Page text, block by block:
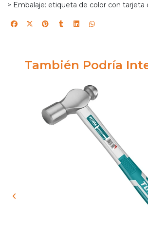
> Embalaje: etiqueta de color con tarjeta
También Podría